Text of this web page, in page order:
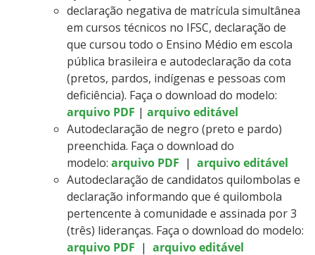
declaração negativa de matrícula simultânea
em cursos técnicos no IFSC, declaração de
que cursou todo o Ensino Médio em escola
pública brasileira e autodeclaração da cota
(pretos, pardos, indígenas e pessoas com
deficiência). Faça o download do modelo:
arquivo PDF | arquivo editável
Autodeclaração de negro (preto e pardo)
preenchida. Faça o download do
modelo: arquivo PDF | arquivo editável
Autodeclaração de candidatos quilombolas e
declaração informando que é quilombola
pertencente à comunidade e assinada por 3
(três) lideranças. Faça o download do modelo:
arquivo PDF | arquivo editável